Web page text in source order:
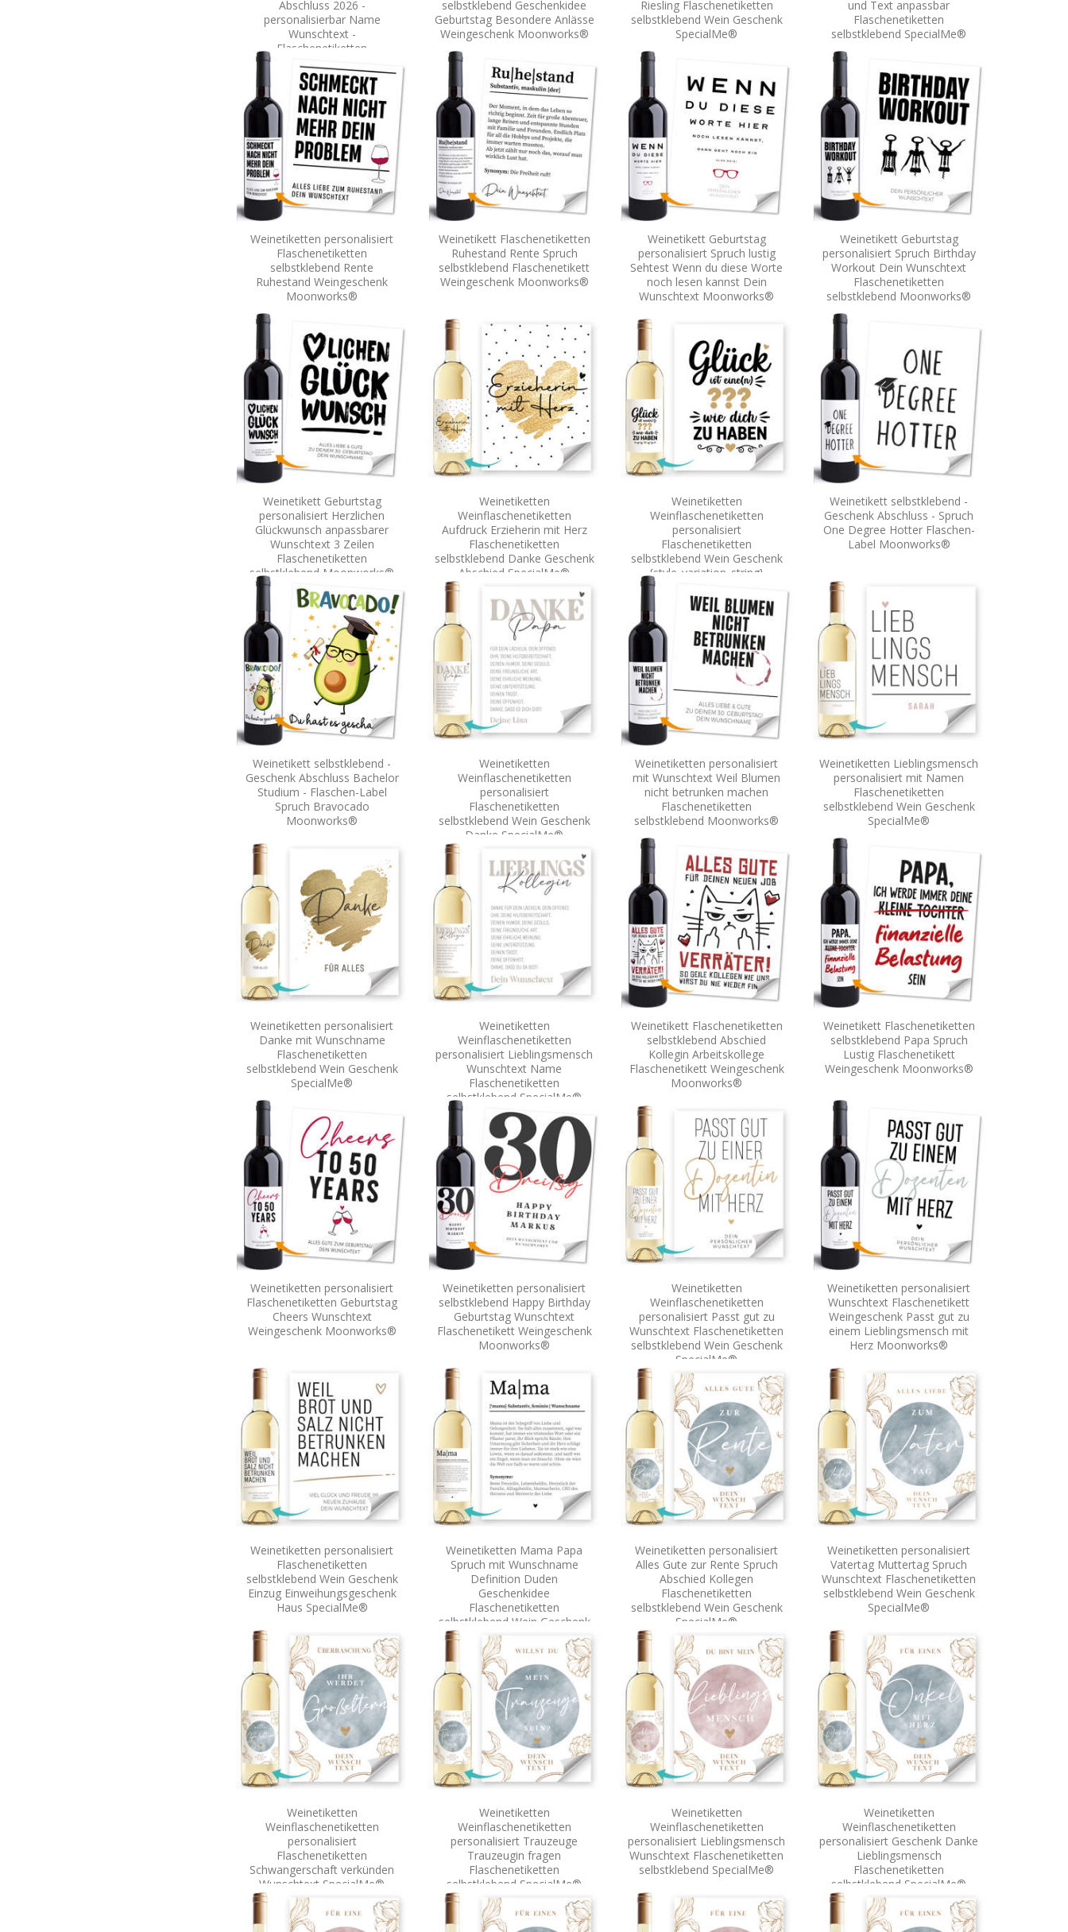
Abschluss 2026 -
personalisierbar Name
Wunschtext -
Flaschenetiketten
selbstklebend SpecialMe®
selbstklebend Geschenkidee
Geburtstag Besondere Anlässe
Weingeschenk Moonworks®
Riesling Flaschenetiketten
selbstklebend Wein Geschenk
SpecialMe®
und Text anpassbar
Flaschenetiketten
selbstklebend SpecialMe®
Weinetiketten personalisiert
Flaschenetiketten
selbstklebend Rente
Ruhestand Weingeschenk
Moonworks®
Weinetikett Flaschenetiketten
Ruhestand Rente Spruch
selbstklebend Flaschenetikett
Weingeschenk Moonworks®
Weinetikett Geburtstag
personalisiert Spruch lustig
Sehtest Wenn du diese Worte
noch lesen kannst Dein
Wunschtext Moonworks®
Weinetikett Geburtstag
personalisiert Spruch Birthday
Workout Dein Wunschtext
Flaschenetiketten
selbstklebend Moonworks®
Weinetikett Geburtstag
personalisiert Herzlichen
Glückwunsch anpassbarer
Wunschtext 3 Zeilen
Flaschenetiketten
selbstklebend Moonworks®
Weinetiketten
Weinflaschenetiketten
Aufdruck Erzieherin mit Herz
Flaschenetiketten
selbstklebend Danke Geschenk
Abschied SpecialMe®
Weinetiketten
Weinflaschenetiketten
personalisiert
Flaschenetiketten
selbstklebend Wein Geschenk
{style_variation_string}
Weinetikett selbstklebend -
Geschenk Abschluss - Spruch
One Degree Hotter Flaschen-
Label Moonworks®
Weinetikett selbstklebend -
Geschenk Abschluss Bachelor
Studium - Flaschen-Label
Spruch Bravocado
Moonworks®
Weinetiketten
Weinflaschenetiketten
personalisiert
Flaschenetiketten
selbstklebend Wein Geschenk
Danke SpecialMe®
Weinetiketten personalisiert
mit Wunschtext Weil Blumen
nicht betrunken machen
Flaschenetiketten
selbstklebend Moonworks®
Weinetiketten Lieblingsmensch
personalisiert mit Namen
Flaschenetiketten
selbstklebend Wein Geschenk
SpecialMe®
Weinetiketten personalisiert
Danke mit Wunschname
Flaschenetiketten
selbstklebend Wein Geschenk
SpecialMe®
Weinetiketten
Weinflaschenetiketten
personalisiert Lieblingsmensch
Wunschtext Name
Flaschenetiketten
selbstklebend SpecialMe®
Weinetikett Flaschenetiketten
selbstklebend Abschied
Kollegin Arbeitskollege
Flaschenetikett Weingeschenk
Moonworks®
Weinetikett Flaschenetiketten
selbstklebend Papa Spruch
Lustig Flaschenetikett
Weingeschenk Moonworks®
Weinetiketten personalisiert
Flaschenetiketten Geburtstag
Cheers Wunschtext
Weingeschenk Moonworks®
Weinetiketten personalisiert
selbstklebend Happy Birthday
Geburtstag Wunschtext
Flaschenetikett Weingeschenk
Moonworks®
Weinetiketten
Weinflaschenetiketten
personalisiert Passt gut zu
Wunschtext Flaschenetiketten
selbstklebend Wein Geschenk
SpecialMe®
Weinetiketten personalisiert
Wunschtext Flaschenetikett
Weingeschenk Passt gut zu
einem Lieblingsmensch mit
Herz Moonworks®
Weinetiketten personalisiert
Flaschenetiketten
selbstklebend Wein Geschenk
Einzug Einweihungsgeschenk
Haus SpecialMe®
Weinetiketten Mama Papa
Spruch mit Wunschname
Definition Duden
Geschenkidee
Flaschenetiketten
selbstklebend Wein Geschenk
SpecialMe®
Weinetiketten personalisiert
Alles Gute zur Rente Spruch
Abschied Kollegen
Flaschenetiketten
selbstklebend Wein Geschenk
SpecialMe®
Weinetiketten personalisiert
Vatertag Muttertag Spruch
Wunschtext Flaschenetiketten
selbstklebend Wein Geschenk
SpecialMe®
Weinetiketten
Weinflaschenetiketten
personalisiert
Flaschenetiketten
Schwangerschaft verkünden
Wunschtext SpecialMe®
Weinetiketten
Weinflaschenetiketten
personalisiert Trauzeuge
Trauzeugin fragen
Flaschenetiketten
selbstklebend SpecialMe®
Weinetiketten
Weinflaschenetiketten
personalisiert Lieblingsmensch
Wunschtext Flaschenetiketten
selbstklebend SpecialMe®
Weinetiketten
Weinflaschenetiketten
personalisiert Geschenk Danke
Lieblingsmensch
Flaschenetiketten
selbstklebend SpecialMe®